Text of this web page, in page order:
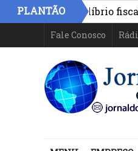
PLANTÃO
equilíbrio fiscal e diz
convênio para
Fale Conosco